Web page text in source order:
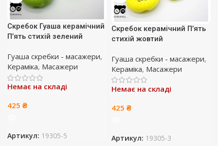
Скребок Гуаша керамічний
П’ять стихій зелений
Гуаша скребки - масажери,
Кераміка, Масажери
Немає на складі
425 ₴
Артикул: 19305-5
Скребок керамічний П’ять
стихій жовтий
Гуаша скребки - масажери,
Кераміка, Масажери
Немає на складі
425 ₴
Артикул: 19305-3